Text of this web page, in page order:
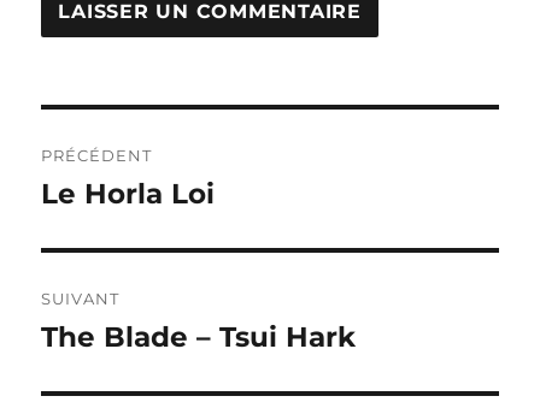
de
PRÉCÉDENT
Publication
Le Horla Loi
SUIVANT
Publication
The Blade – Tsui Hark